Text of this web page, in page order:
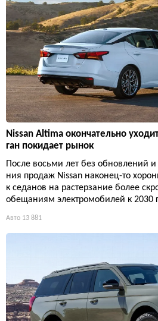
Nissan Altima окончательно
ган покидает рынок
После восьми лет без обновлений и
ния продаж Nissan наконец-то
к седанов на растерзание более
обещаниям электромобилей к 2030
Авто 13 881